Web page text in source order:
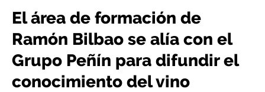
El área de formación de
Ramón Bilbao se alía con el
Grupo Peñín para difundir el
conocimiento del vino